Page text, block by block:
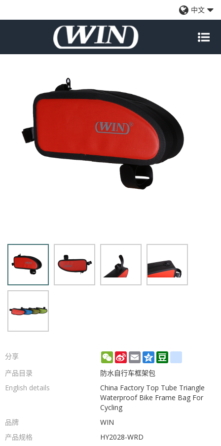
中文
分享 WeChat
Sina
Weibo
EmailQzoneDoubanrenren
产品目录
防水自行车框架包
English details
China Factory Top Tube Triangle
Waterproof Bike Frame Bag For
Cycling
品牌
WIN
产品规格
HY2028-WRD